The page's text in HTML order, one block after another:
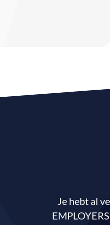
Je hebt al